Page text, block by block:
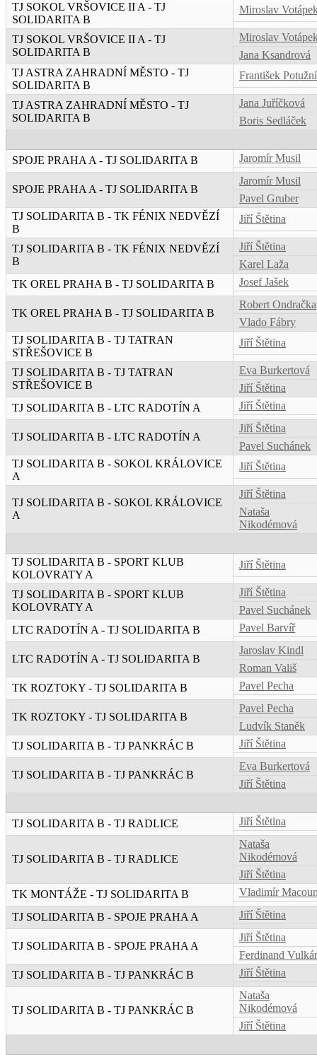
TJ SOKOL VRŠOVICE II A - TJ
SOLIDARITA B
Miroslav
TJ SOKOL VRŠOVICE II A - TJ
SOLIDARITA B
Miroslav
Jana Ksandrová
TJ ASTRA ZAHRADNÍ MĚSTO - TJ
SOLIDARITA B
František
TJ ASTRA ZAHRADNÍ MĚSTO - TJ
SOLIDARITA B
Jana Juříčková
Boris Sedláček
SPOJE PRAHA A - TJ SOLIDARITA B Jaromír Musil
SPOJE PRAHA A - TJ SOLIDARITA B
Jaromír Musil
Pavel Gruber
TJ SOLIDARITA B - TK FÉNIX NEDVĚZÍ
B
Jiří Štětina
TJ SOLIDARITA B - TK FÉNIX NEDVĚZÍ
B
Jiří Štětina
Karel Laža
TK OREL PRAHA B - TJ SOLIDARITA B
Josef Jašek
TK OREL PRAHA B - TJ SOLIDARITA B
Robert Ondračka
Vlado Fábry
TJ SOLIDARITA B - TJ TATRAN
STŘEŠOVICE B
Jiří Štětina
TJ SOLIDARITA B - TJ TATRAN
STŘEŠOVICE B
Eva Burkertová
Jiří Štětina
TJ SOLIDARITA B - LTC RADOTÍN A
Jiří Štětina
TJ SOLIDARITA B - LTC RADOTÍN A
Jiří Štětina
Pavel Suchánek
TJ SOLIDARITA B - SOKOL KRÁLOVICE
A
Jiří Štětina
TJ SOLIDARITA B - SOKOL KRÁLOVICE
A
Jiří Štětina
Nataša
Nikodémová
TJ SOLIDARITA B - SPORT KLUB
KOLOVRATY A
Jiří Štětina
TJ SOLIDARITA B - SPORT KLUB
KOLOVRATY A
Jiří Štětina
Pavel Suchánek
LTC RADOTÍN A - TJ SOLIDARITA B
Pavel Barvíř
LTC RADOTÍN A - TJ SOLIDARITA B
Jaroslav Kindl
Roman Vališ
TK ROZTOKY - TJ SOLIDARITA B
Pavel Pecha
TK ROZTOKY - TJ SOLIDARITA B
Pavel Pecha
Ludvík Staněk
TJ SOLIDARITA B - TJ PANKRÁC B
Jiří Štětina
TJ SOLIDARITA B - TJ PANKRÁC B
Eva Burkertová
Jiří Štětina
TJ SOLIDARITA B - TJ RADLICE Jiří Štětina
TJ SOLIDARITA B - TJ RADLICE
Nataša
Nikodémová
Jiří Štětina
TK MONTÁŽE - TJ SOLIDARITA B
Vladimír
TJ SOLIDARITA B - SPOJE PRAHA A Jiří Štětina
TJ SOLIDARITA B - SPOJE PRAHA A
Jiří Štětina
Ferdinand
TJ SOLIDARITA B - TJ PANKRÁC B
Jiří Štětina
TJ SOLIDARITA B - TJ PANKRÁC B
Nataša
Nikodémová
Jiří Štětina